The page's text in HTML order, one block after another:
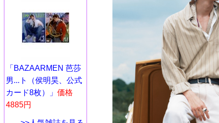
「BAZAARMEN 芭莎
男...ト（侯明昊、公式
カード8枚）」 価格
4885円